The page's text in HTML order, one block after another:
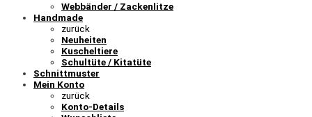
Webbänder / Zackenlitze
Handmade
zurück
Neuheiten
Kuscheltiere
Schultüte / Kitatüte
Schnittmuster
Mein Konto
zurück
Konto-Details